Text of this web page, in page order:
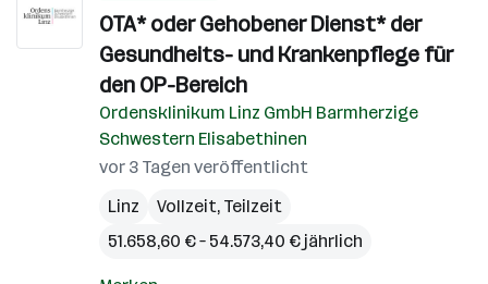
OTA* oder Gehobener Dienst* der
Gesundheits- und Krankenpflege für
den OP-Bereich
Ordensklinikum Linz GmbH Barmherzige
Schwestern Elisabethinen
vor 3 Tagen veröffentlicht
Linz
Vollzeit, Teilzeit
51.658,60 € – 54.573,40 € jährlich